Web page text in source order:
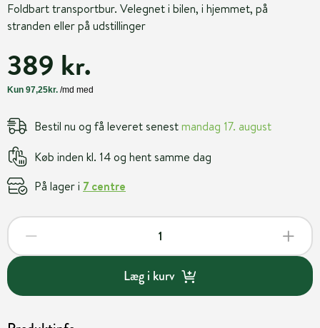
Foldbart transportbur. Velegnet i bilen, i hjemmet, på
stranden eller på udstillinger
389 kr.
Bestil nu og få leveret senestmandag 17. august
Køb inden kl. 14 og hent samme dag
På lager i 7 centre
Læg i kurv